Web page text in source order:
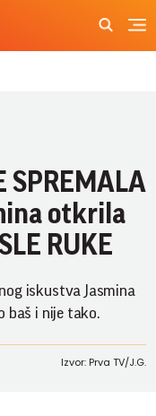
SPREMALA
otkrila
RUKE
iskustva Jasmina
baš i nije tako.
Izvor: Prva TV/J.G.